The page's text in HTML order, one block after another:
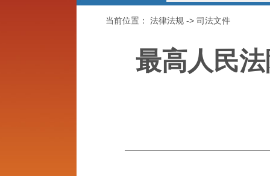
当前位置：法律法规 ->司法文件
最高人民